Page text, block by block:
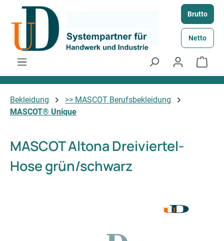
Zum Hauptinhalt springen Brutto
Netto
Bekleidung
>> MASCOT Berufsbekleidung
MASCOT® Unique
MASCOT Altona Dreiviertel-
Hose grün/schwarz